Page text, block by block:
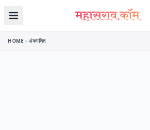
Skip to content
HOME अंकगणित